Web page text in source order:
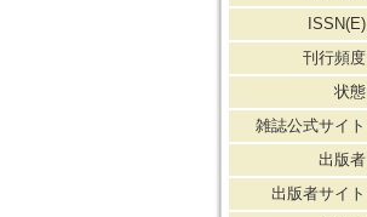
ISSN(E)
刊行頻度
状態
雑誌公式サイト
出版者
出版者サイト